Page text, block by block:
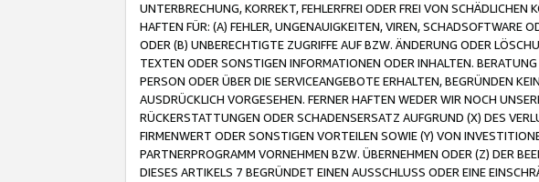
UNTERBRECHUNG, KORREKT, FEHLERFREI ODER FREI VON
HAFTEN FÜR: (A) FEHLER, UNGENAUIGKEITEN, VIREN, SCHADSOFTWARE
ODER (B) UNBERECHTIGTE ZUGRIFFE AUF BZW. ÄNDERUNG ODER
TEXTEN ODER SONSTIGEN INFORMATIONEN ODER INHALTEN.
PERSON ODER ÜBER DIE SERVICEANGEBOTE ERHALTEN, BEGRÜNDEN
AUSDRÜCKLICH VORGESEHEN. FERNER HAFTEN WEDER WIR NOCH
RÜCKERSTATTUNGEN ODER SCHADENSERSATZ AUFGRUND (X) DES
FIRMENWERT ODER SONSTIGEN VORTEILEN SOWIE (Y) VON
PARTNERPROGRAMM VORNEHMEN BZW. ÜBERNEHMEN ODER (Z) DER
DIESES ARTIKELS 7 BEGRÜNDET EINEN AUSSCHLUSS ODER EINE